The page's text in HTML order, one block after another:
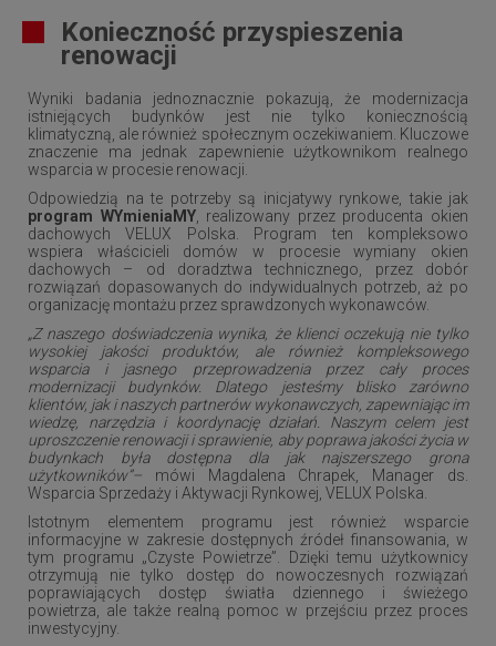
Konieczność przyspieszenia
renowacji
Wyniki badania jednoznacznie pokazują, że modernizacja
istniejących budynków jest nie tylko koniecznością
klimatyczną, ale również społecznym oczekiwaniem. Kluczowe
znaczenie ma jednak zapewnienie użytkownikom realnego
wsparcia w procesie renowacji.
Odpowiedzią na te potrzeby są inicjatywy rynkowe, takie jak
program WYmieniaMY, realizowany przez producenta okien
dachowych VELUX Polska. Program ten kompleksowo
wspiera właścicieli domów w procesie wymiany okien
dachowych – od doradztwa technicznego, przez dobór
rozwiązań dopasowanych do indywidualnych potrzeb, aż po
organizację montażu przez sprawdzonych wykonawców.
„Z naszego doświadczenia wynika, że klienci oczekują nie tylko
wysokiej jakości produktów, ale również kompleksowego
wsparcia i jasnego przeprowadzenia przez cały proces
modernizacji budynków. Dlatego jesteśmy blisko zarówno
klientów, jak i naszych partnerów wykonawczych, zapewniając im
wiedzę, narzędzia i koordynację działań. Naszym celem jest
uproszczenie renowacji i sprawienie, aby poprawa jakości życia w
budynkach była dostępna dla jak najszerszego grona
użytkowników”– mówi Magdalena Chrapek, Manager ds.
Wsparcia Sprzedaży i Aktywacji Rynkowej, VELUX Polska.
Istotnym elementem programu jest również wsparcie
informacyjne w zakresie dostępnych źródeł finansowania, w
tym programu „Czyste Powietrze”. Dzięki temu użytkownicy
otrzymują nie tylko dostęp do nowoczesnych rozwiązań
poprawiających dostęp światła dziennego i świeżego
powietrza, ale także realną pomoc w przejściu przez proces
inwestycyjny.